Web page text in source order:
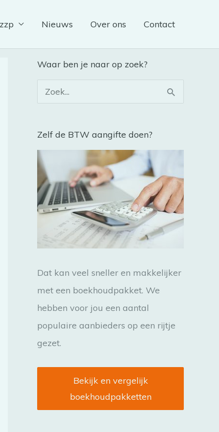
Nieuws Over ons Contact
Waar ben je naar op zoek?
e
n
a
a
r
Zelf de BTW aangifte doen?
Dat kan veel sneller en makkelijker
met een boekhoudpakket. We
hebben voor jou een aantal
populaire aanbieders op een rijtje
gezet.
Bekijk en vergelijk
boekhoudpakketten